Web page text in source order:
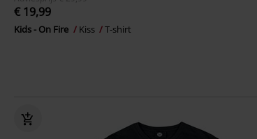
€ 19,99
Kids - On Fire Kiss T-shirt